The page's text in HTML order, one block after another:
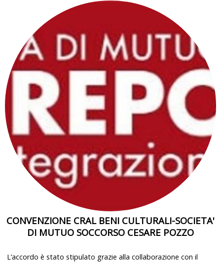
CONVENZIONE CRAL BENI CULTURALI-SOCIETA'
DI MUTUO SOCCORSO CESARE POZZO
L’accordo è stato stipulato grazie alla collaborazione con il